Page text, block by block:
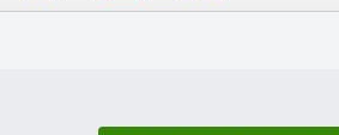
FACEBOOK
TWITTERFLIPBOARD
E-
WHATSAPP